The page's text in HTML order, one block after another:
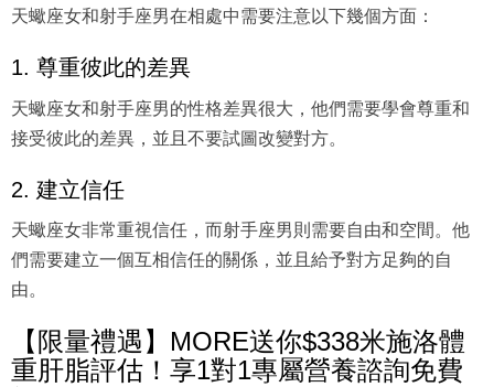
天蠍座女和射手座男在相處中需要注意以下幾個方面：
1. 尊重彼此的差異
天蠍座女和射手座男的性格差異很大，他們需要學會尊重和
接受彼此的差異，並且不要試圖改變對方。
2. 建立信任
天蠍座女非常重視信任，而射手座男則需要自由和空間。他
們需要建立一個互相信任的關係，並且給予對方足夠的自
由。
【限量禮遇】MORE送你$338米施洛體
重肝脂評估！享1對1專屬營養諮詢免費